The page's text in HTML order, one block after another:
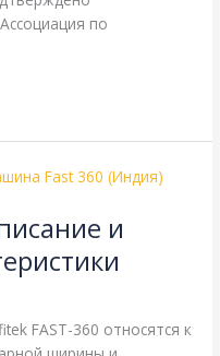
по
и
FAST-360 относятся к